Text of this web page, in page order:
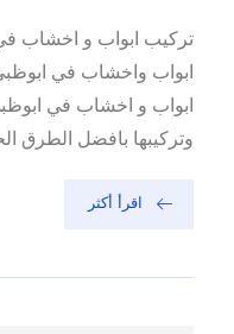
ابواب واخشاب في
ابواب و اخشاب في
وتركيبها بافضل الطرق
اقرأ أكثر